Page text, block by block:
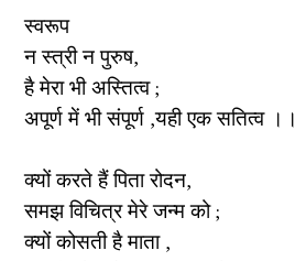
स्वरूप
न स्त्री न पुरुष,
है मेरा भी अस्तित्व ;
अपूर्ण में भी संपूर्ण ,यही एक सतित्व ।।
क्यों करते हैं पिता रोदन,
समझ विचित्र मेरे जन्म को ;
क्यों कोसती है माता ,